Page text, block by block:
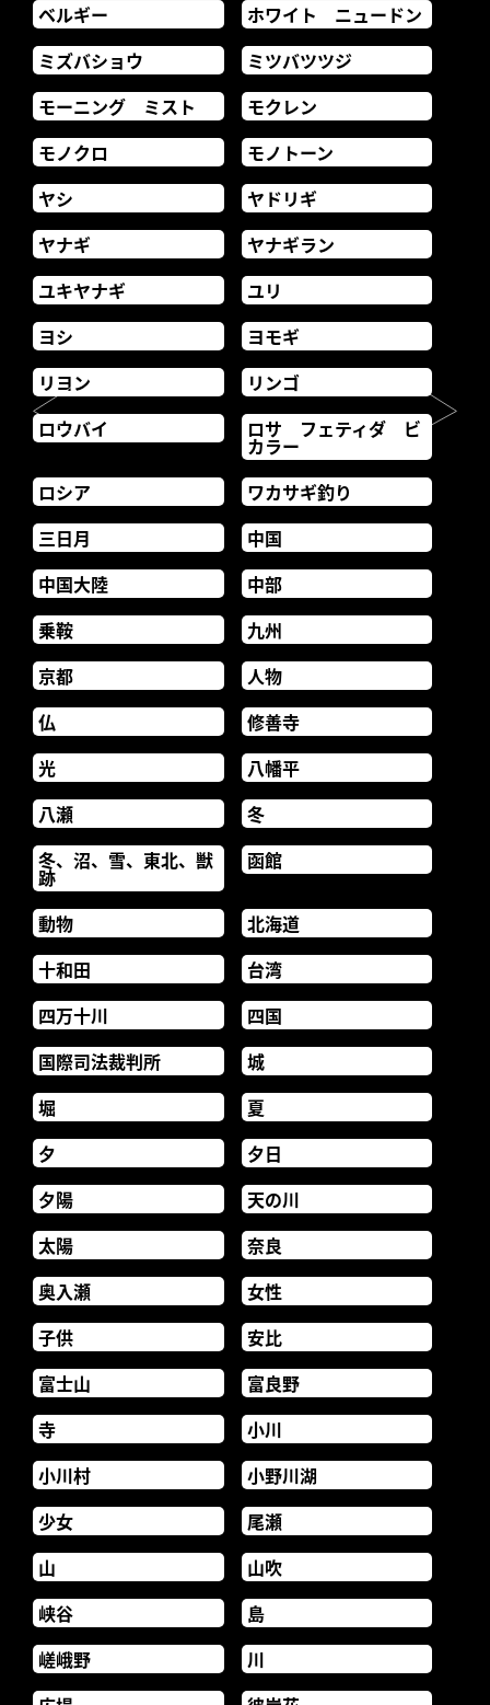
ベルギー
ホワイト ニュードン
ミズバショウ
ミツバツツジ
モーニング ミスト
モクレン
モノクロ
モノトーン
ヤシ
ヤドリギ
ヤナギ
ヤナギラン
ユキヤナギ
ユリ
ヨシ
ヨモギ
リヨン
リンゴ
ロウバイ
ロサ フェティダ ビ
カラー
ロシア
ワカサギ釣り
三日月
中国
中国大陸
中部
乗鞍
九州
京都
人物
仏
修善寺
光
八幡平
八瀬
冬
冬、沼、雪、東北、獣
跡
函館
動物
北海道
十和田
台湾
四万十川
四国
国際司法裁判所
城
堀
夏
夕
夕日
夕陽
天の川
太陽
奈良
奥入瀬
女性
子供
安比
富士山
富良野
寺
小川
小川村
小野川湖
少女
尾瀬
山
山吹
峡谷
島
嵯峨野
川